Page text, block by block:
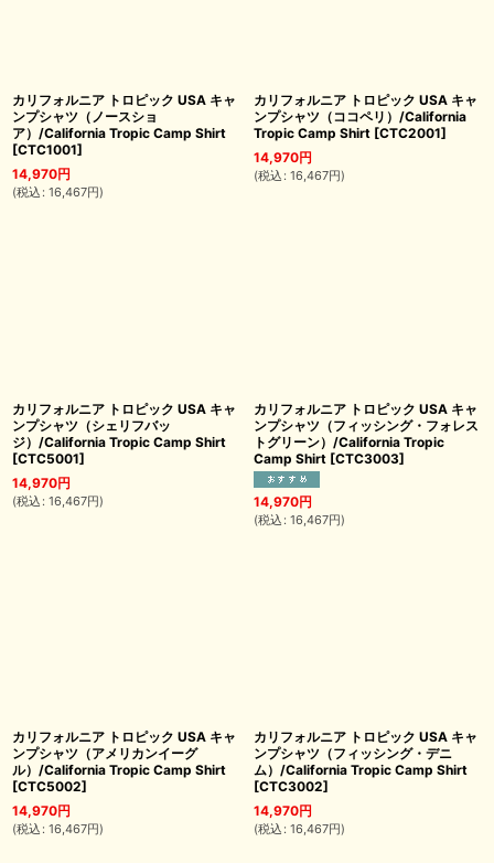
カリフォルニア トロピック USA キャ
ンプシャツ（ノースショ
ア）/California Tropic Camp Shirt
[CTC1001]
14,970円
(税込 : 16,467円)
カリフォルニア トロピック USA キャ
ンプシャツ（ココペリ）/California
Tropic Camp Shirt [CTC2001]
14,970円
(税込 : 16,467円)
カリフォルニア トロピック USA キャ
ンプシャツ（シェリフバッ
ジ）/California Tropic Camp Shirt
[CTC5001]
14,970円
(税込 : 16,467円)
カリフォルニア トロピック USA キャ
ンプシャツ（フィッシング・フォレス
トグリーン）/California Tropic
Camp Shirt [CTC3003]
14,970円
(税込 : 16,467円)
カリフォルニア トロピック USA キャ
ンプシャツ（アメリカンイーグ
ル）/California Tropic Camp Shirt
[CTC5002]
14,970円
(税込 : 16,467円)
カリフォルニア トロピック USA キャ
ンプシャツ（フィッシング・デニ
ム）/California Tropic Camp Shirt
[CTC3002]
14,970円
(税込 : 16,467円)